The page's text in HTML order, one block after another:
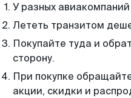
У разных
Лететь транзитом
Покупайте туда и
сторону.
При покупке
акции, скидки и